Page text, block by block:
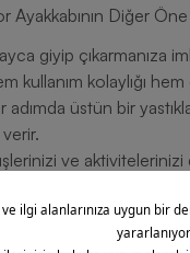
Diğer Öne
giyip çıkarmanıza
kullanım kolaylığı
üstün bir
ve aktivitelerinizi
her zeminde güvenli